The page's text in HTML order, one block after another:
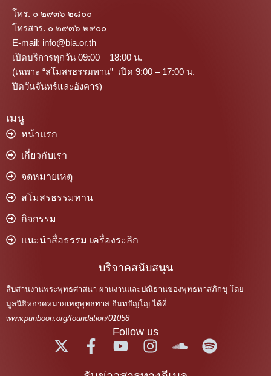
โทร. ๐ ๒๙๓๖ ๒๘๐๐
โทรสาร. ๐ ๒๙๓๖ ๒๙๐๐
เปิดบริการทุกวัน 09:00 – 18:00 น.
(เฉพาะ “สโมสรธรรมทาน” เปิด 9:00 – 17:00 น.
ปิดวันจันทร์และอังคาร)
หน้าแรก
เกี่ยวกับเรา
สโมสรธรรมทาน
แนะนำสื่อธรรม เครื่องระลึก
บริจาคสนับสนุน
มูลนิธิหอจดหมายเหตุพุทธทาส อินทปัญโญ ได้ที่
www.punboon.org/foundation/01058
Follow us
รับข่าวสารทางอีเมล